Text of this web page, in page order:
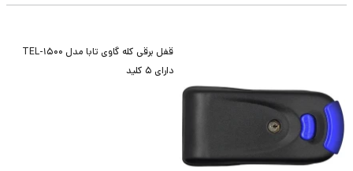
قفل برقی کله گاوی تابا مدل TEL-1500
دارای 5 کلید